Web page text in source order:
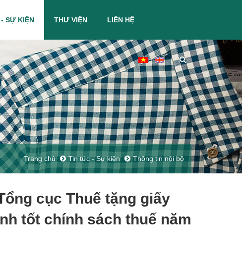
SỰ KIỆN THƯ VIỆN LIÊN HỆ
Trang chủ Tin tức - Sự kiện Thông tin nội bộ
cục Thuế tặng giấy
tốt chính sách thuế năm